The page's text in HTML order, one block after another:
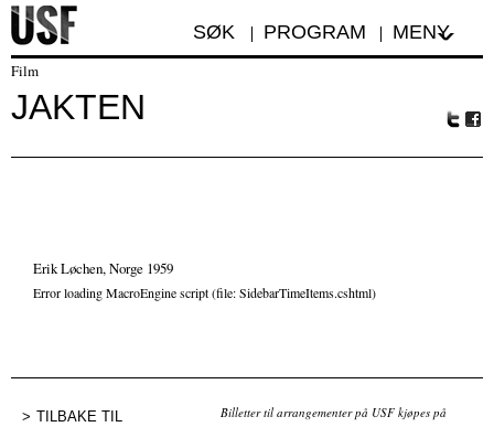
SØK PROGRAM MENY
Film
JAKTEN
Erik Løchen, Norge 1959
Error loading MacroEngine script (file: SidebarTimeItems.cshtml)
TILBAKE TIL
Billetter til arrangementer på USF kjøpes på